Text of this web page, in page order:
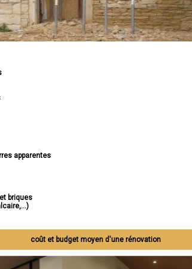
apparentes
briques
coût et budget moyen d'une rénovation